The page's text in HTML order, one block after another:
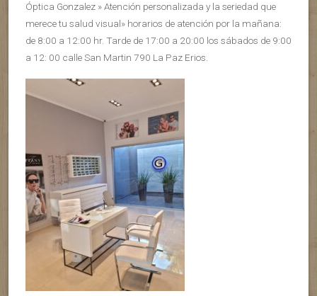
Óptica Gonzalez » Atención personalizada y la seriedad que
merece tu salud visual» horarios de atención por la mañana:
de 8:00 a 12:00 hr. Tarde de 17:00 a 20:00 los sábados de 9:00
a 12: 00 calle San Martin 790 La Paz Erios.